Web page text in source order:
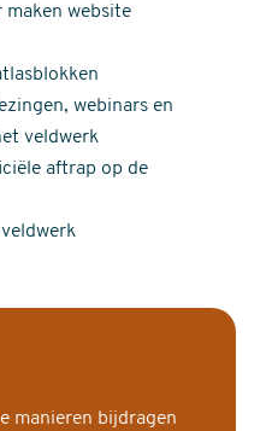
maken website
webinars en
veldwerk
aftrap op de
manieren bijdragen